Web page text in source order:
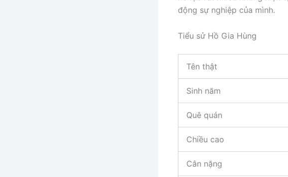
động sự nghiệp của mình.
Tiểu sử Hồ Gia Hùng
Tên thật
Sinh năm
Quê quán
Chiều cao
Cân nặng